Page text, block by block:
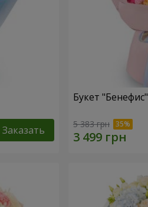
Заказать
Букет "Бенефис"
5 383 грн